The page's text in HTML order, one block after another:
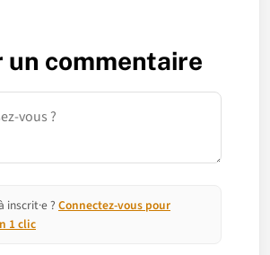
un commentaire
inscrit·e ? Connectez-vous pour
1 clic